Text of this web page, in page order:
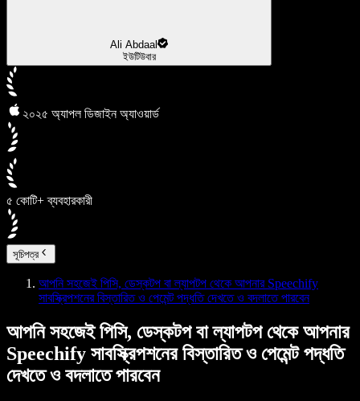
Ali Abdaal
ইউটিউবার
২০২৫ অ্যাপল ডিজাইন অ্যাওয়ার্ড
৫ কোটি+ ব্যবহারকারী
সূচিপত্র
আপনি সহজেই পিসি, ডেস্কটপ বা ল্যাপটপ থেকে আপনার Speechify
সাবস্ক্রিপশনের বিস্তারিত ও পেমেন্ট পদ্ধতি দেখতে ও বদলাতে পারবেন
আপনি সহজেই পিসি, ডেস্কটপ বা ল্যাপটপ থেকে আপনার
Speechify সাবস্ক্রিপশনের বিস্তারিত ও পেমেন্ট পদ্ধতি
দেখতে ও বদলাতে পারবেন